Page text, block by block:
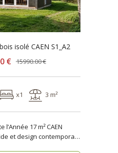
isolé CAEN S1_A2
€ 15990.00 €
x1 3 m²
17 m² CAEN
et design contemporain